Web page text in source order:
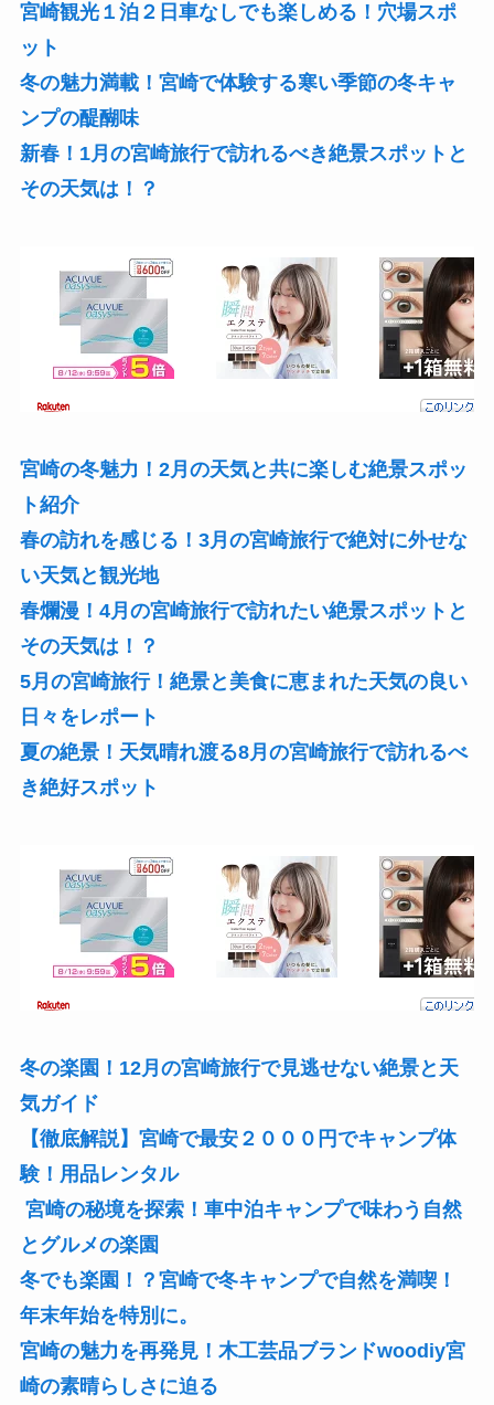
宮崎観光１泊２日車なしでも楽しめる！穴場スポ
ット
冬の魅力満載！宮崎で体験する寒い季節の冬キャ
ンプの醍醐味
新春！1月の宮崎旅行で訪れるべき絶景スポットと
その天気は！？
宮崎の冬魅力！2月の天気と共に楽しむ絶景スポッ
ト紹介
春の訪れを感じる！3月の宮崎旅行で絶対に外せな
い天気と観光地
春爛漫！4月の宮崎旅行で訪れたい絶景スポットと
その天気は！？
5月の宮崎旅行！絶景と美食に恵まれた天気の良い
日々をレポート
夏の絶景！天気晴れ渡る8月の宮崎旅行で訪れるべ
き絶好スポット
冬の楽園！12月の宮崎旅行で見逃せない絶景と天
気ガイド
【徹底解説】宮崎で最安２０００円でキャンプ体
験！用品レンタル
宮崎の秘境を探索！車中泊キャンプで味わう自然
とグルメの楽園
冬でも楽園！？宮崎で冬キャンプで自然を満喫！
年末年始を特別に。
宮崎の魅力を再発見！木工芸品ブランドwoodiy宮
崎の素晴らしさに迫る